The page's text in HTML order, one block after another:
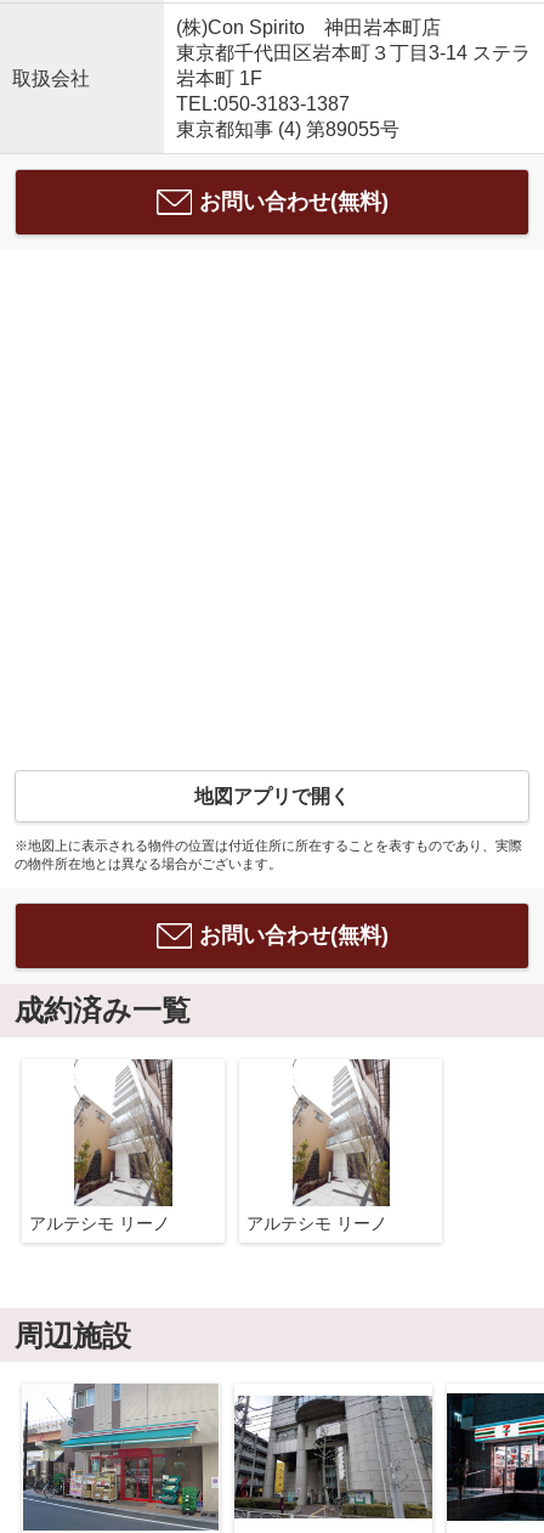
取扱会社
(株)Con Spirito 神田岩本町店
東京都千代田区岩本町３丁目3-14 ステラ
岩本町 1F
TEL:050-3183-1387
東京都知事 (4) 第89055号
お問い合わせ(無料)
地図アプリで開く
※地図上に表示される物件の位置は付近住所に所在することを表すものであり、実際
の物件所在地とは異なる場合がございます。
お問い合わせ(無料)
成約済み一覧
アルテシモ リーノ アルテシモ リーノ
周辺施設